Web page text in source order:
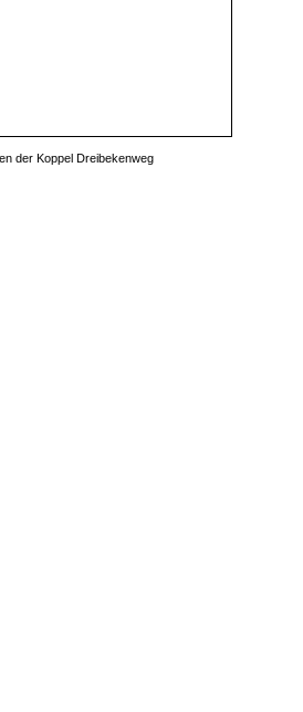
der Koppel Dreibekenweg